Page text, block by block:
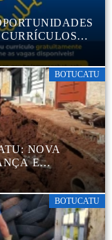
BOTUCATU
NOVA
E
DA COHAB
BOTUCATU